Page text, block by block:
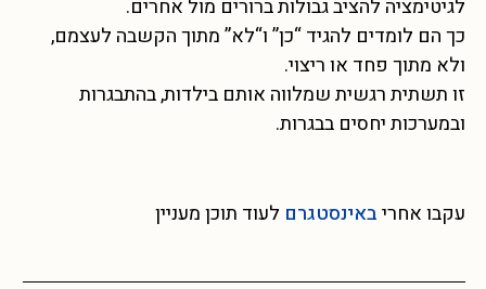
לגיטימציה להציב גבולות ברורים מול אחרים.
כך הם לומדים להגיד “כן” ו“לא” מתוך הקשבה לעצמם,
ולא מתוך פחד או ריצוי.
זו תשתית רגשית שמלווה אותם בילדות, בהתבגרות
ובמערכות יחסים בבגרות.
עקבו אחריבאינסטגרם לעוד תוכן מעניין